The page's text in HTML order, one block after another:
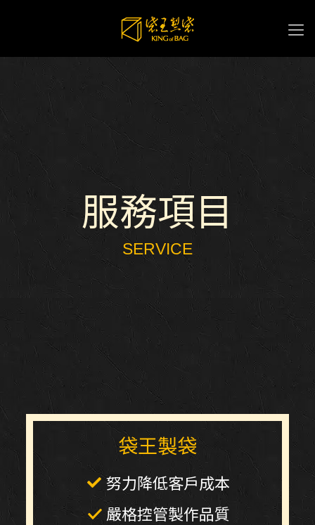
服務項目
SERVICE
袋王製袋
努力降低客戶成本
嚴格控管製作品質